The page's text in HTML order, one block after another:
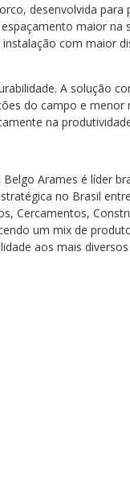
desenvolvida
maior na
com maior
A solução
do campo e
na
Arames é líder
no Brasil
Cercamentos,
um mix de
aos mais